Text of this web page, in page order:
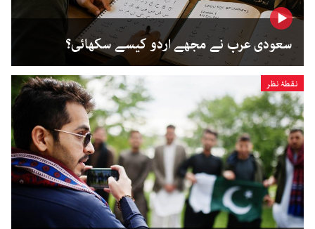
سعودی عرب نے مجھے اردو کیسے سکھائی؟
نقطۂ نظر